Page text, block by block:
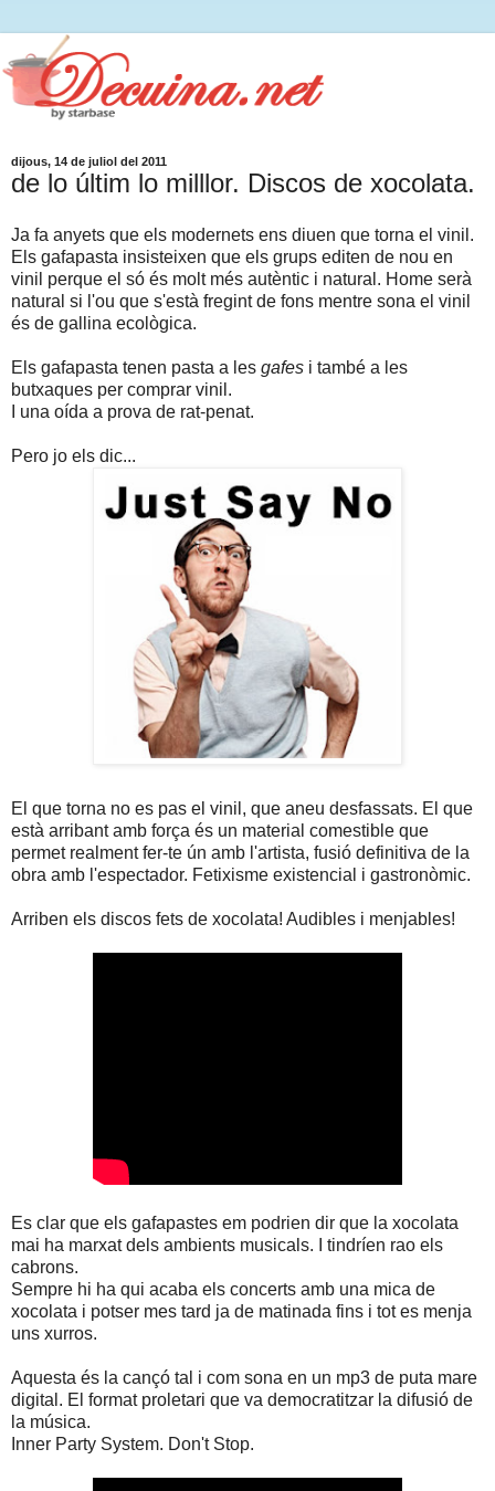
dijous, 14 de juliol del 2011
de lo últim lo milllor. Discos de xocolata.
Ja fa anyets que els modernets ens diuen que torna el vinil.
Els gafapasta insisteixen que els grups editen de nou en
vinil perque el só és molt més autèntic i natural. Home serà
natural si l'ou que s'està fregint de fons mentre sona el vinil
és de gallina ecològica.
Els gafapasta tenen pasta a les gafes i també a les
butxaques per comprar vinil.
I una oída a prova de rat-penat.
Pero jo els dic...
El que torna no es pas el vinil, que aneu desfassats. El que
està arribant amb força és un material comestible que
permet realment fer-te ún amb l'artista, fusió definitiva de la
obra amb l'espectador. Fetixisme existencial i gastronòmic.
Arriben els discos fets de xocolata! Audibles i menjables!
Es clar que els gafapastes em podrien dir que la xocolata
mai ha marxat dels ambients musicals. I tindríen rao els
cabrons.
Sempre hi ha qui acaba els concerts amb una mica de
xocolata i potser mes tard ja de matinada fins i tot es menja
uns xurros.
Aquesta és la cançó tal i com sona en un mp3 de puta mare
digital. El format proletari que va democratitzar la difusió de
la música.
Inner Party System. Don't Stop.